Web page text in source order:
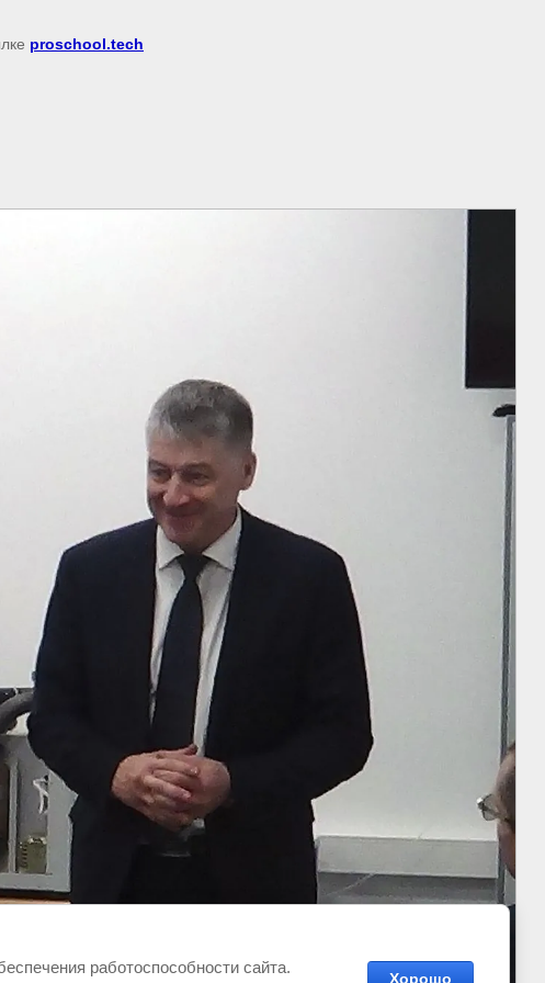
proschool.tech
работоспособности сайта.
Хорошо